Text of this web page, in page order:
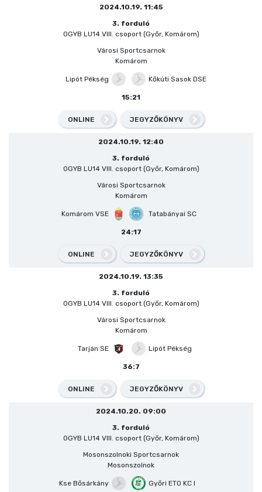
2024.10.19. 11:45
3. forduló
OGYB LU14 VIII. csoport (Győr, Komárom)
Városi Sportcsarnok
Komárom
Lipót Pékség Kőkúti Sasok DSE
15:21
ONLINE JEGYZŐKÖNYV
2024.10.19. 12:40
3. forduló
OGYB LU14 VIII. csoport (Győr, Komárom)
Városi Sportcsarnok
Komárom
Komárom VSE Tatabányai SC
24:17
ONLINE JEGYZŐKÖNYV
2024.10.19. 13:35
3. forduló
OGYB LU14 VIII. csoport (Győr, Komárom)
Városi Sportcsarnok
Komárom
Tarján SE Lipót Pékség
36:7
ONLINE JEGYZŐKÖNYV
2024.10.20. 09:00
3. forduló
OGYB LU14 VIII. csoport (Győr, Komárom)
Mosonszolnoki Sportcsarnok
Mosonszolnok
Kse Bősárkány Győri ETO KC I